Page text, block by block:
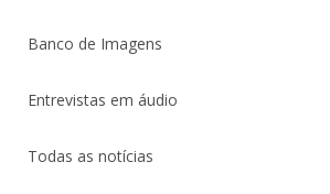
Banco de Imagens
Entrevistas em áudio
Todas as notícias